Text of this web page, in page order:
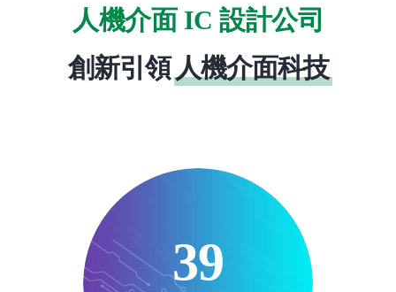
人機介面 IC 設計公司
創新引領人機介面科技
39